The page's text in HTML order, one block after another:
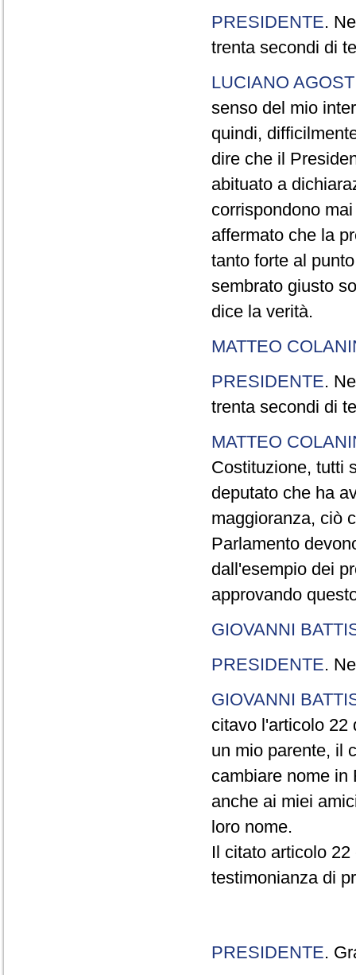
PRESIDENTE.
trenta secondi di
LUCIANO
senso del mio
quindi,
dire che il
abituato a
corrispondono
affermato che la
tanto forte al
sembrato giusto
dice la verità.
MATTEO
PRESIDENTE.
trenta secondi di
MATTEO
Costituzione, tutti
deputato che ha
maggioranza, ciò
Parlamento
dall'esempio dei
approvando
GIOVANNI
PRESIDENTE.
GIOVANNI
citavo l'articolo 22
un mio parente, il
cambiare nome in
anche ai miei
loro nome.
Il citato articolo
testimonianza di
PRESIDENTE.